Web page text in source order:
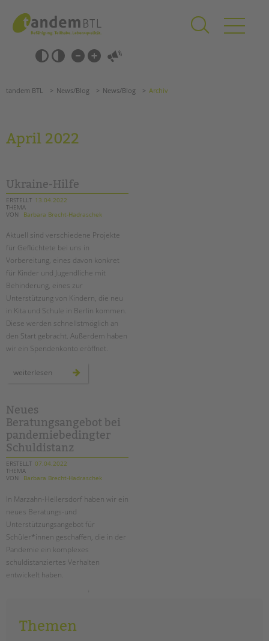
springen
Barrierefrei-
Einstellungen
überspringen
überspringen
Grundschulen
Förderzentren
Kollegs
EFöB
Tagesgruppen
HILFEN ZUR ERZIEHUNG
EINGLIEDERUNGSHILFE
BETREUTES WOHNEN
TANDEM BTL AKADEMIE
Seminarkalender
STADTTEILARBEIT
PROFIL | LEITBILD
Bereiche im Überblick
Kinder- und Jugendschutz
Unsere Videos
Gesellschafter VdK
schoolcoach BTL
tandem international
KARRIERE
Stellenangebote
NEWS/BLOG
Suchen
tandem BTL News/Blog News/Blog Archiv
April 2022
Ukraine-Hilfe
ERSTELLT 13.04.2022
THEMA
VON
Barbara Brecht-Hadraschek
Aktuell sind verschiedene Projekte
für Geflüchtete bei uns in
Vorbereitung, eines davon konkret
für Kinder und Jugendliche mit
Behinderung, eines zur
Unterstützung von Kindern, die neu
in Kita und Schule in Berlin kommen.
Diese werden schnellstmöglich an
den Start gebracht. Außerdem haben
wir ein Spendenkonto eröffnet.
weiterlesen ukraine-
Neues
Beratungsangebot bei
pandemiebedingter
Schuldistanz
ERSTELLT 07.04.2022
THEMA
VON
Barbara Brecht-Hadraschek
In Marzahn-Hellersdorf haben wir ein
neues Beratungs-und
Unterstützungsangebot für
Schüler*innen geschaffen, die in der
Pandemie ein komplexes
schuldistanziertes Verhalten
entwickelt haben.
schuldistanz
Themen